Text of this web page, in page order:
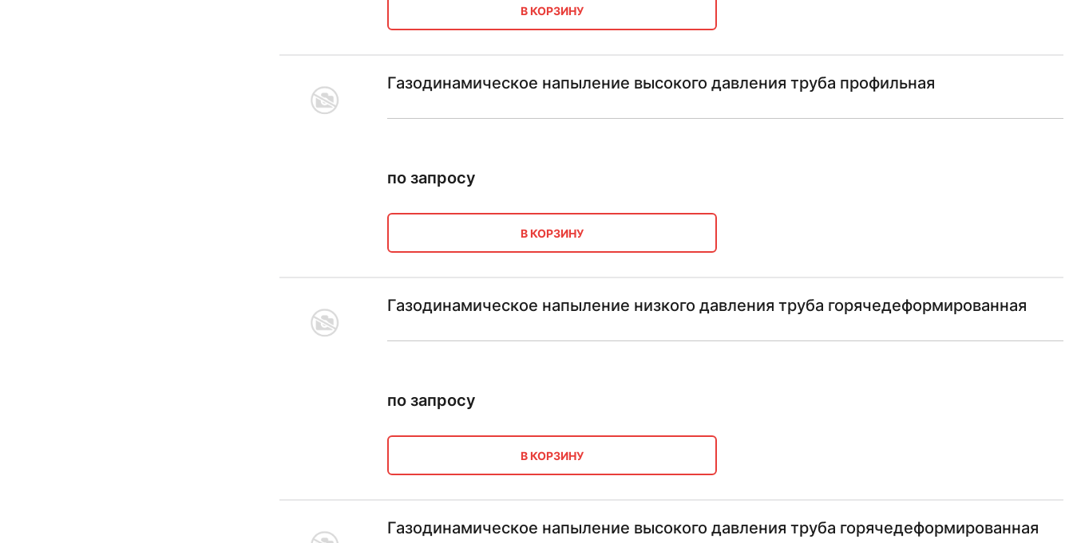
В КОРЗИНУ
Газодинамическое напыление высокого давления труба профильная
по запросу
В КОРЗИНУ
Газодинамическое напыление низкого давления труба горячедеформированная
по запросу
В КОРЗИНУ
Газодинамическое напыление высокого давления труба горячедеформированная